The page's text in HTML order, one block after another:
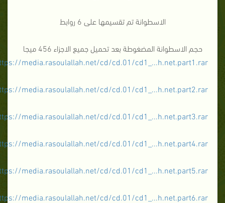
الاسطوانة تم تقسيمها على 6 روابط
حجم الاسطوانة المضغوطة بعد تحميل جميع الاجزاء 456 ميجا
media.rasoulallah.net/cd/cd.01/cd1_...h.net.part1.rar
media.rasoulallah.net/cd/cd.01/cd1_...h.net.part2.rar
media.rasoulallah.net/cd/cd.01/cd1_...h.net.part3.rar
media.rasoulallah.net/cd/cd.01/cd1_...h.net.part4.rar
media.rasoulallah.net/cd/cd.01/cd1_...h.net.part5.rar
media.rasoulallah.net/cd/cd.01/cd1_...h.net.part6.rar